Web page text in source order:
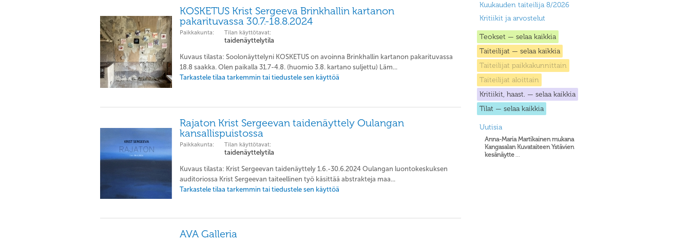
Kuukauden taiteilija 8/2026
Kritiikit ja arvostelut
Teokset — selaa kaikkia
Taiteilijat — selaa kaikkia
Taiteilijat paikkakunnittain
Taiteilijat aloittain
Kritiikit, haast. — selaa kaikkia
Tilat — selaa kaikkia
Uutisia
Anna-Maria Martikainen mukana
Kangasalan Kuvataiteen Ystävien
kesänäytte...
KOSKETUS Krist Sergeeva Brinkhallin kartanon
pakarituvassa 30.7.-18.8.2024
Paikkakunta: Tilan käyttötavat:
taidenäyttelytila
Kuvaus tilasta: Soolonäyttelyni KOSKETUS on avoinna Brinkhallin kartanon pakarituvassa
18.8 saakka. Olen paikalla 31.7-4.8. (huomio 3.8. kartano suljettu) Läm...
Tarkastele tilaa tarkemmin tai tiedustele sen käyttöä
Rajaton Krist Sergeevan taidenäyttely Oulangan
kansallispuistossa
Paikkakunta: Tilan käyttötavat:
taidenäyttelytila
Kuvaus tilasta: Krist Sergeevan taidenäyttely 1.6.-30.6.2024 Oulangan luontokeskuksen
auditoriossa Krist Sergeevan taiteellinen työ käsittää abstrakteja maa...
Tarkastele tilaa tarkemmin tai tiedustele sen käyttöä
AVA Galleria